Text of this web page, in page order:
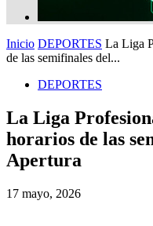
Inicio DEPORTES La Liga
de las semifinales del...
DEPORTES
La Liga
horarios de las
Apertura
17 mayo, 2026